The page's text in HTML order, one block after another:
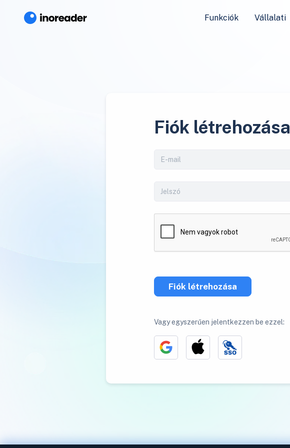
Funkciók Vállalati
Fiók létrehozása
Fiók létrehozása
Vagy egyszerűen jelentkezzen be ezzel: